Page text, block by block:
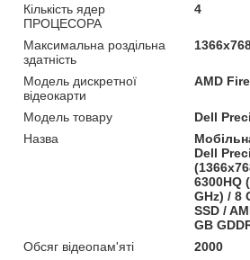
Кількість ядер
ПРОЦЕСОРА
4
Максимальна роздільна
здатність
Модель дискретної
відеокарти
AMD
Модель товару
Dell
Назва
Dell
6300HQ
GHz) / 8
SSD /
GB
Обсяг відеопам'яті
2000